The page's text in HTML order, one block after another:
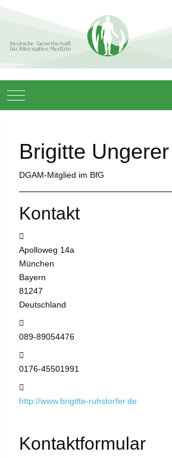
Mobile Menu Toggle
Brigitte Ungerer
DGAM-Mitglied im BfG
Kontakt
Apolloweg 14a
München
Bayern
81247
Deutschland
089-89054476
0176-45501991
http://www.brigitte-ruhstorfer.de
Kontaktformular